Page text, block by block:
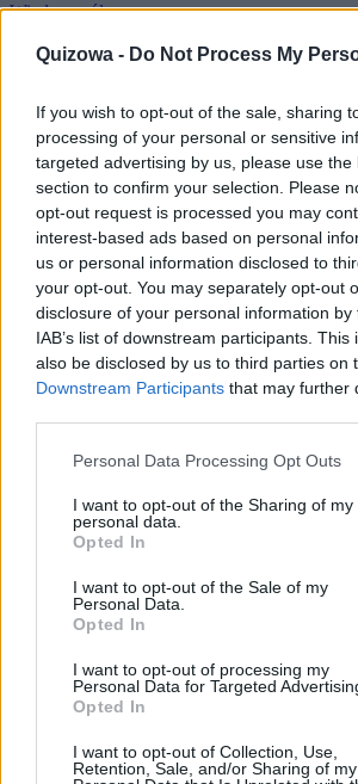
Quizowa - Do Not Process My
If you wish to opt-out of the sale, sharing
processing of your personal or sensitive
targeted advertising by us, please use the
section to confirm your selection. Please
opt-out request is processed you may
interest-based ads based on personal
us or personal information disclosed to
your opt-out. You may separately opt-out
disclosure of your personal information
IAB’s list of downstream participants.
also be disclosed by us to third parties on
Downstream Participants that may further
Personal Data Processing Opt Outs
I want to opt-out of the Sharing of my
personal data.
Opted In
I want to opt-out of the Sale of my
Personal Data.
Opted In
I want to opt-out of processing my
Personal Data for Targeted
Opted In
I want to opt-out of Collection, Use,
Retention, Sale, and/or Sharing of my
Wiedza ogólna
Quiz wiedzy ogólnej z
Wiedza ogólna
Kwiecisty quiz wiedzy
por...
Wiedza ogólna
Quiz wiedzy ogólnej z
sobi...